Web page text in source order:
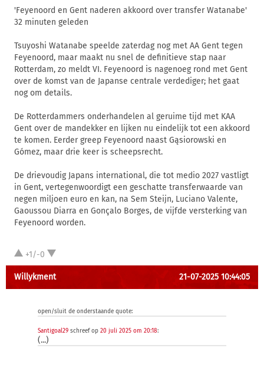
'Feyenoord en Gent naderen akkoord over transfer Watanabe'
32 minuten geleden
Tsuyoshi Watanabe speelde zaterdag nog met AA Gent tegen
Feyenoord, maar maakt nu snel de definitieve stap naar
Rotterdam, zo meldt VI. Feyenoord is nagenoeg rond met Gent
over de komst van de Japanse centrale verdediger; het gaat
nog om details.
De Rotterdammers onderhandelen al geruime tijd met KAA
Gent over de mandekker en lijken nu eindelijk tot een akkoord
te komen. Eerder greep Feyenoord naast Gąsiorowski en
Gómez, maar drie keer is scheepsrecht.
De drievoudig Japans international, die tot medio 2027 vastligt
in Gent, vertegenwoordigt een geschatte transferwaarde van
negen miljoen euro en kan, na Sem Steijn, Luciano Valente,
Gaoussou Diarra en Gonçalo Borges, de vijfde versterking van
Feyenoord worden.
+1/-0
Willykment 21-07-2025 10:44:05
open/sluit de onderstaande quote:
Santigoal29 schreef op 20 juli 2025 om 20:18:
(...)